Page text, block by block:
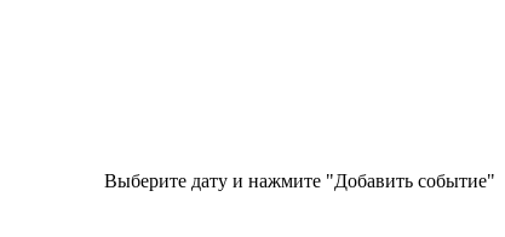
Выберите дату и нажмите "Добавить событие"